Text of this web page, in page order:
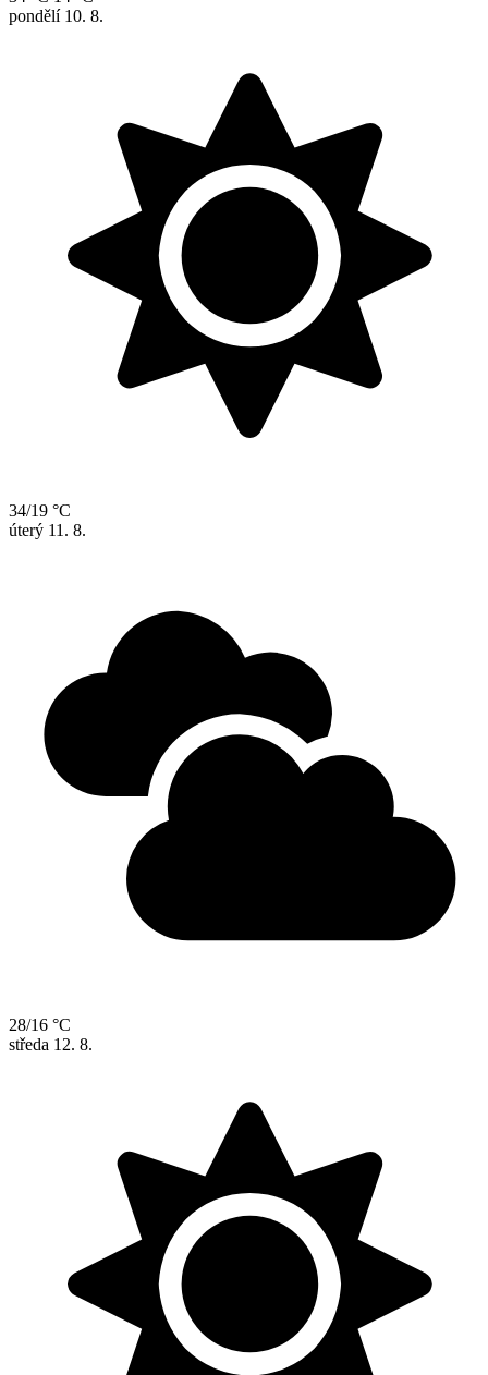
pondělí 10. 8.
34/19 °C
úterý 11. 8.
28/16 °C
středa 12. 8.